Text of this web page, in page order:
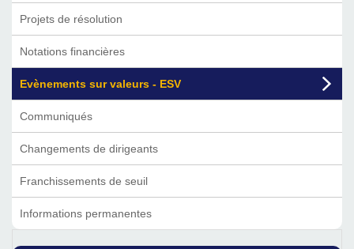
Projets de résolution
Notations financières
Evènements sur valeurs - ESV
Communiqués
Changements de dirigeants
Franchissements de seuil
Informations permanentes